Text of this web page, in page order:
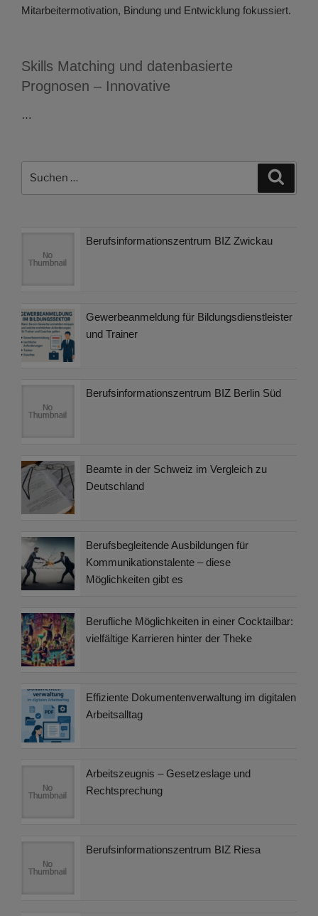
Mitarbeitermotivation, Bindung und Entwicklung fokussiert.
Skills Matching und datenbasierte
Prognosen – Innovative
…
Berufsinformationszentrum BIZ Zwickau
Gewerbeanmeldung für Bildungsdienstleister
und Trainer
Berufsinformationszentrum BIZ Berlin Süd
Beamte in der Schweiz im Vergleich zu
Deutschland
Berufsbegleitende Ausbildungen für
Kommunikationstalente – diese
Möglichkeiten gibt es
Berufliche Möglichkeiten in einer Cocktailbar:
vielfältige Karrieren hinter der Theke
Effiziente Dokumentenverwaltung im digitalen
Arbeitsalltag
Arbeitszeugnis – Gesetzeslage und
Rechtsprechung
Berufsinformationszentrum BIZ Riesa